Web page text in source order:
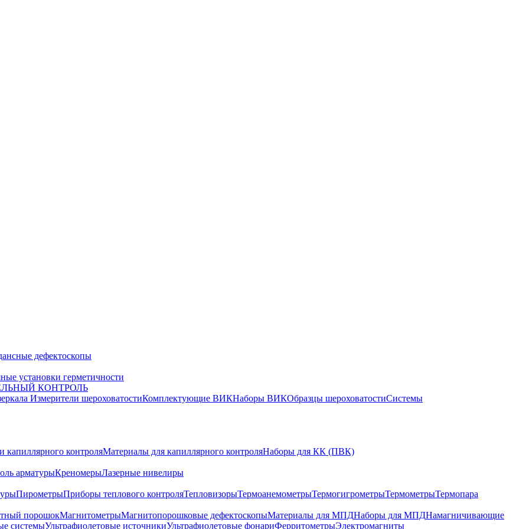
дефектоскопы
установки герметичности
КОНТРОЛЬ
Измерители шероховатостиКомплектующие ВИКНаборы ВИКОбразцы шероховатостиСистемы
капиллярного контроляМатериалы для капиллярного контроляНаборы для КК (ПВК)
арматурыКреномерыЛазерные нивелиры
ПирометрыПриборы теплового контроляТепловизорыТермоанемометрыТермогигрометрыТермометрыТермопара
порошокМагнитометрыМагнитопорошковые дефектоскопыМатериалы для МПДНаборы для МПДНамагничивающие
системыУльтрафиолетовые источникиУльтрафиолетовые фонариФерритометрыЭлектромагниты